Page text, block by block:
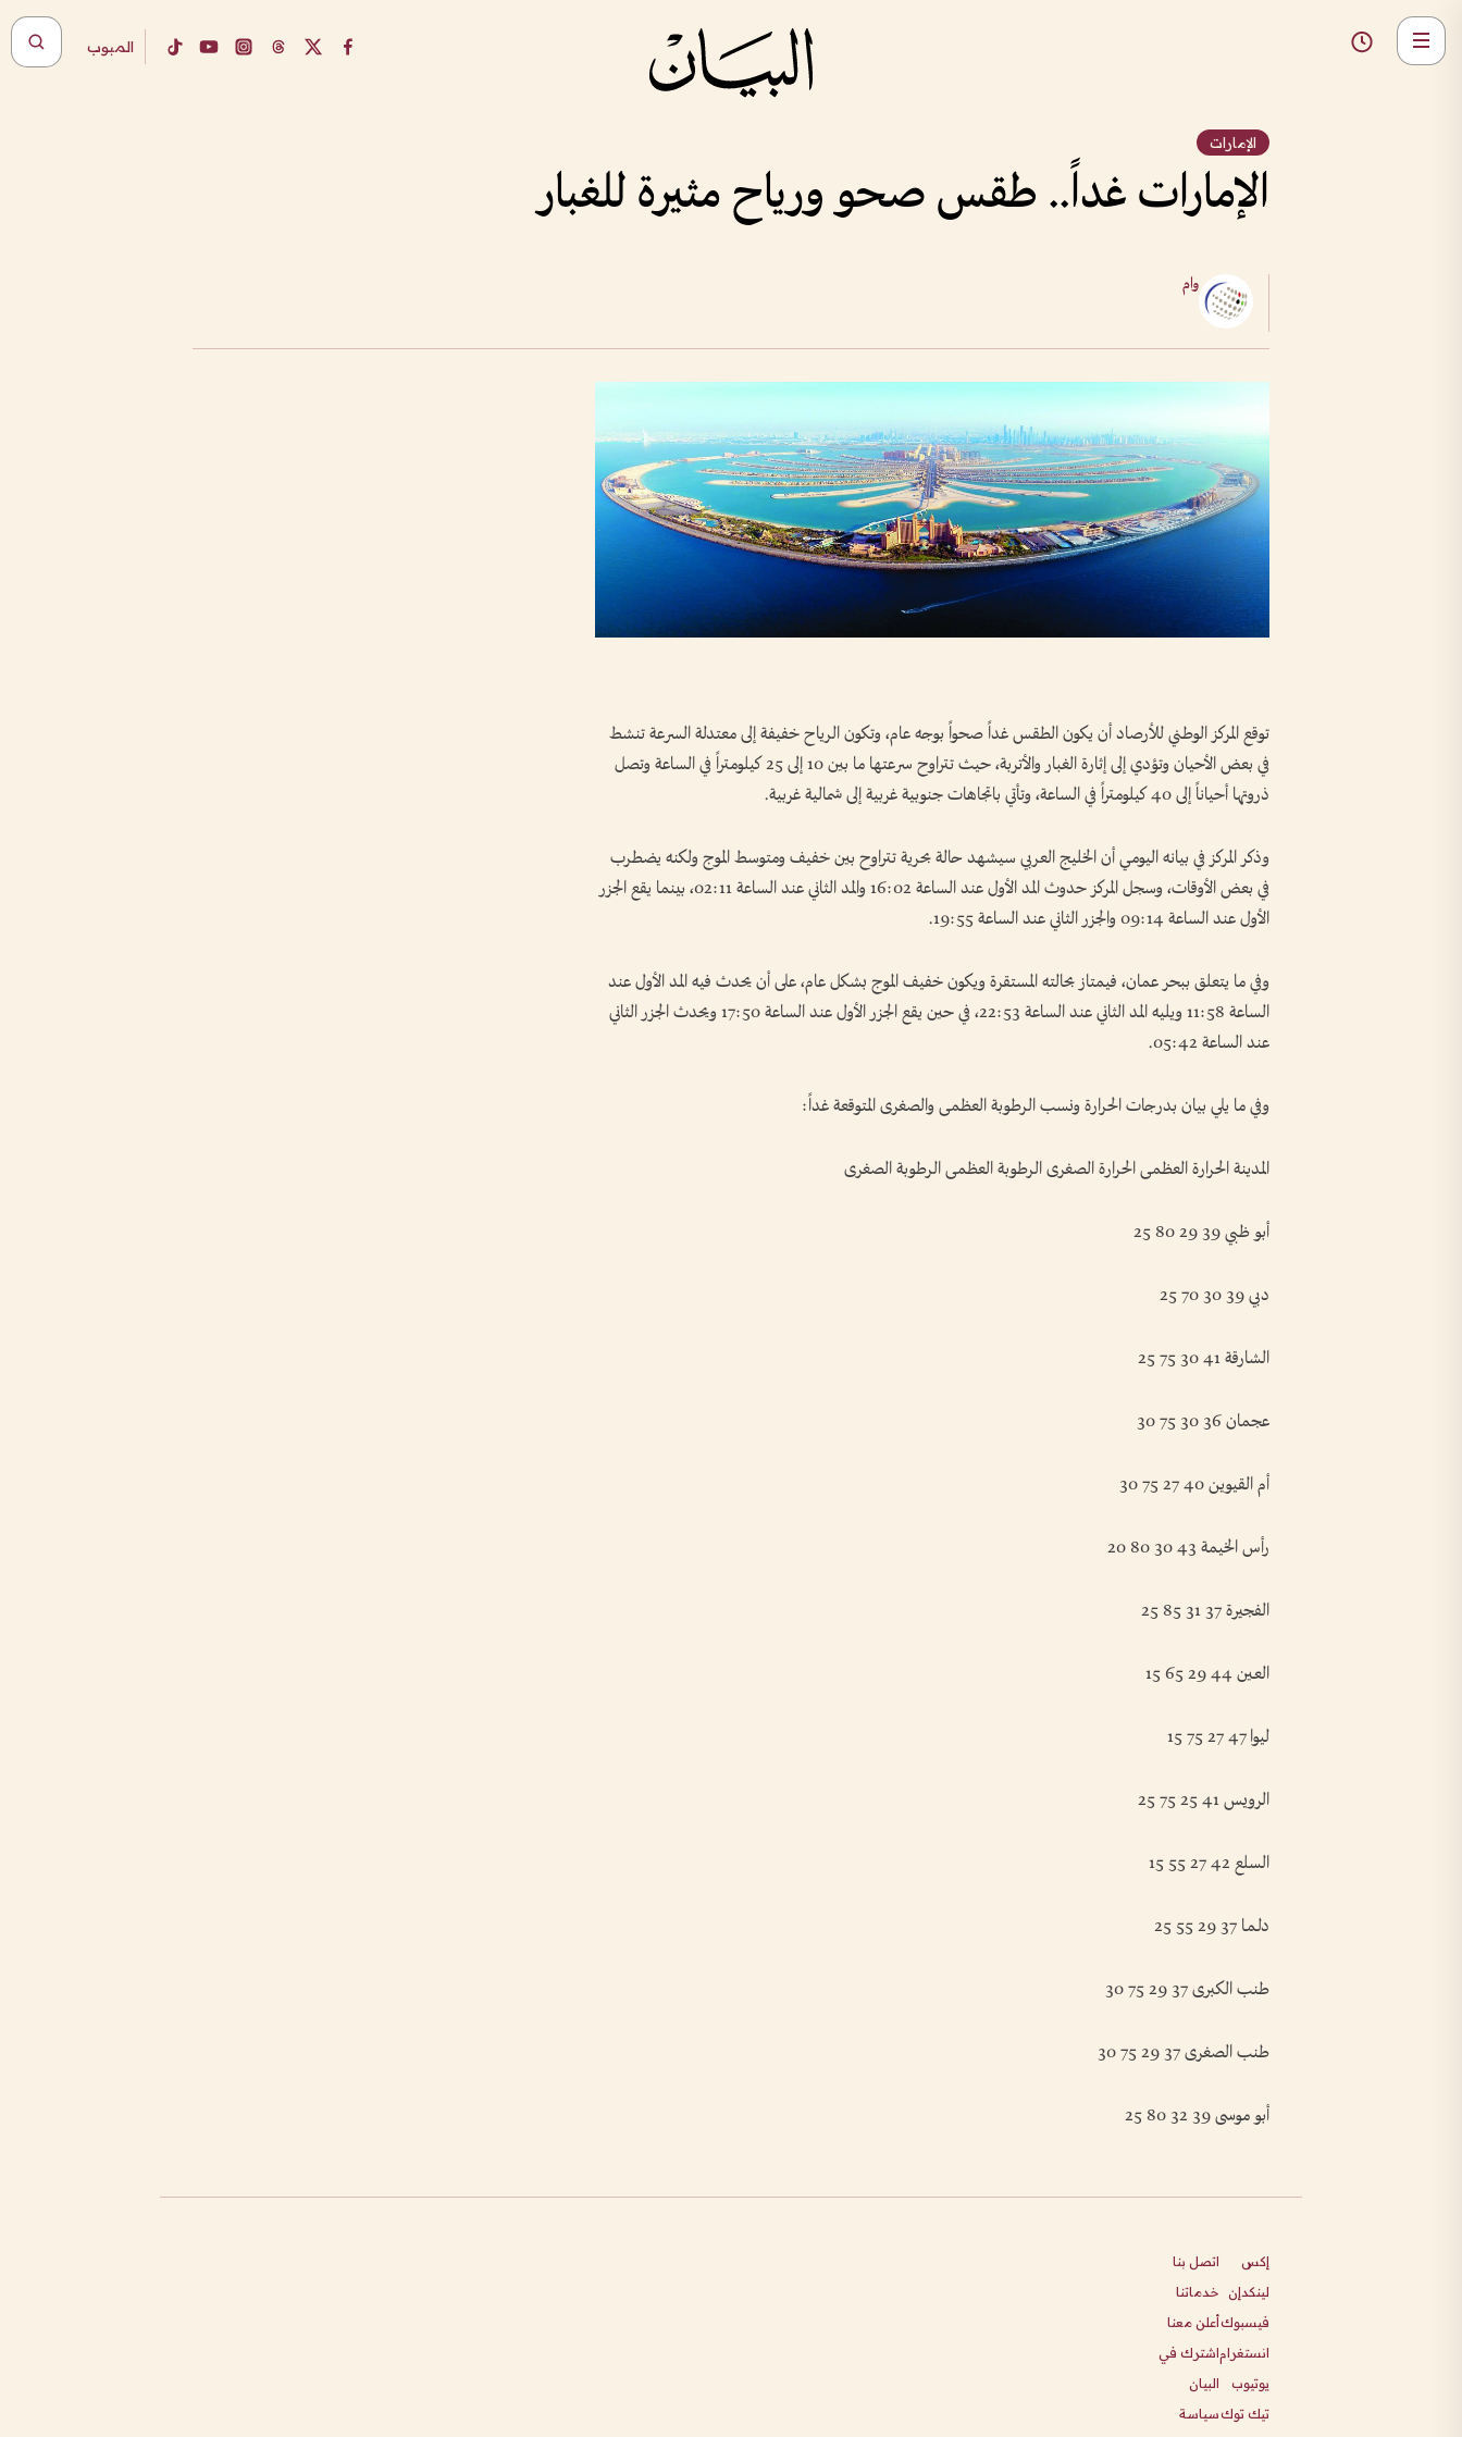
المبوب
الإمارات
الإمارات غداً.. طقس صحو ورياح مثيرة للغبار
وام
توقع المركز الوطني للأرصاد أن يكون الطقس غداً صحواً بوجه عام، وتكون الرياح خفيفة إلى معتدلة السرعة تنشط
في بعض الأحيان وتؤدي إلى إثارة الغبار والأتربة، حيث تتراوح سرعتها ما بين 10 إلى 25 كيلومتراً في الساعة وتصل
ذروتها أحياناً إلى 40 كيلومتراً في الساعة، وتأتي باتجاهات جنوبية غربية إلى شمالية غربية.
وذكر المركز في بيانه اليومي أن الخليج العربي سيشهد حالة بحرية تتراوح بين خفيف ومتوسط الموج ولكنه يضطرب
في بعض الأوقات، وسجل المركز حدوث المد الأول عند الساعة 16:02 والمد الثاني عند الساعة 02:11، بينما يقع الجزر
الأول عند الساعة 09:14 والجزر الثاني عند الساعة 19:55.
وفي ما يتعلق ببحر عمان، فيمتاز بحالته المستقرة ويكون خفيف الموج بشكل عام، على أن يحدث فيه المد الأول عند
الساعة 11:58 ويليه المد الثاني عند الساعة 22:53، في حين يقع الجزر الأول عند الساعة 17:50 ويحدث الجزر الثاني
عند الساعة 05:42.
وفي ما يلي بيان بدرجات الحرارة ونسب الرطوبة العظمى والصغرى المتوقعة غداً:
المدينة الحرارة العظمى الحرارة الصغرى الرطوبة العظمى الرطوبة الصغرى
أبو ظبي 39 29 80 25
دبي 39 30 70 25
الشارقة 41 30 75 25
عجمان 36 30 75 30
أم القيوين 40 27 75 30
رأس الخيمة 43 30 80 20
الفجيرة 37 31 85 25
العـين 44 29 65 15
ليوا 47 27 75 15
الرويس 41 25 75 25
السلع 42 27 55 15
دلـمـا 37 29 55 25
طنب الكبرى 37 29 75 30
طنب الصغرى 37 29 75 30
أبو موسى 39 32 80 25
إكس
لينكدإن
فيسبوك
انستغرام
يوتيوب
تيك توك
اتصل بنا
خدماتنا
أعلن معنا
اشترك في
البيان
سياسة